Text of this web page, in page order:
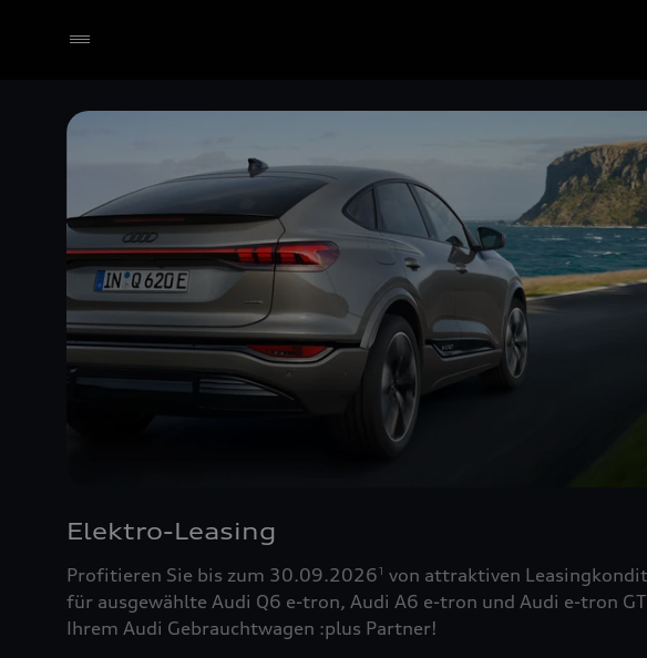
Elektro-Leasing
Profitieren Sie bis zum 30.09.20261 von attraktiven
für ausgewählte Audi Q6 e-tron, Audi A6 e-tron und Audi e-tron
Ihrem Audi Gebrauchtwagen :plus Partner!